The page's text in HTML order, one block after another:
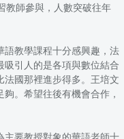
教師參與，人數突破往年
語教學課程十分感興趣，法
吸引人的是各項與數位結合
法國那裡進步得多。王培文
。希望往後有機會合作，
主要教授對象的華語老師十